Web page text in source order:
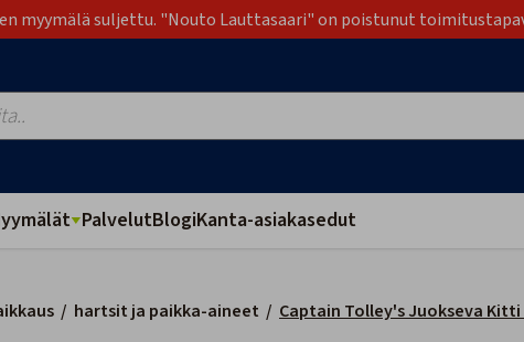
myymälä suljettu. "Nouto Lauttasaari" on poistunut
PalvelutBlogiKanta-asiakasedut
/ hartsit ja paikka-aineet / Captain Tolley's Juokseva Kitti